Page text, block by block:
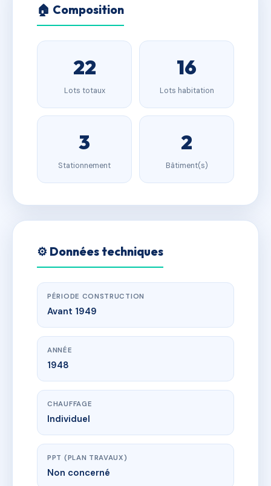
🏠 Composition
22
Lots totaux
16
Lots habitation
3
Stationnement
2
Bâtiment(s)
⚙️ Données techniques
PÉRIODE CONSTRUCTION
Avant 1949
ANNÉE
1948
CHAUFFAGE
Individuel
PPT (PLAN TRAVAUX)
Non concerné